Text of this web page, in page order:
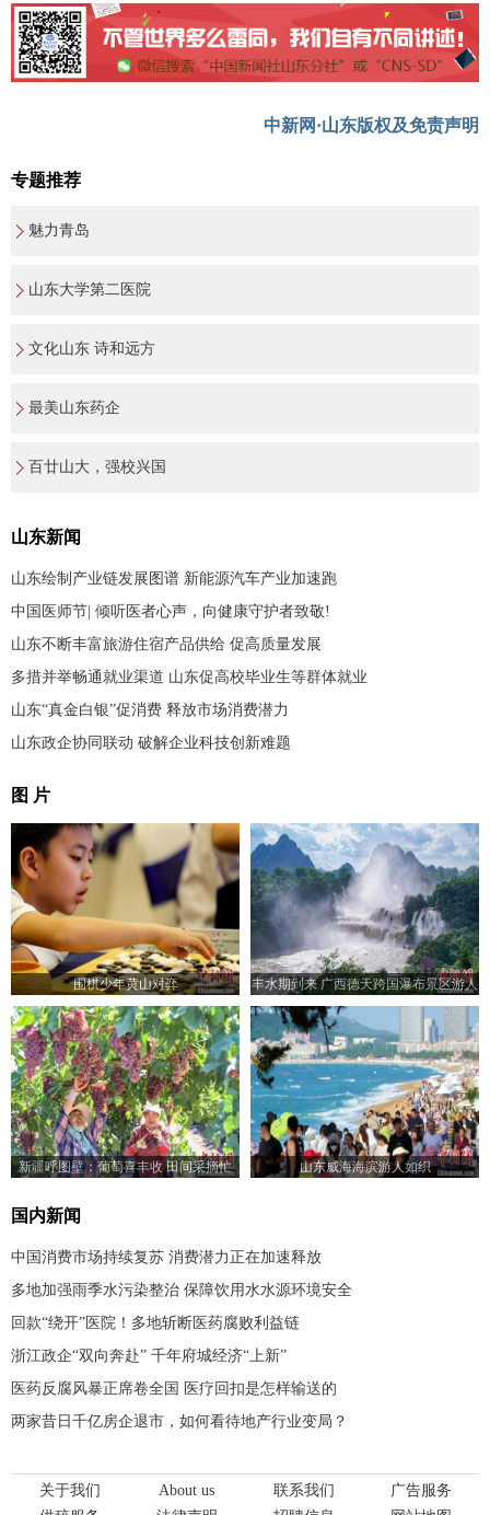
中新网·山东版权及免责声明
专题推荐
魅力青岛
山东大学第二医院
文化山东 诗和远方
最美山东药企
百廿山大，强校兴国
山东新闻
山东绘制产业链发展图谱 新能源汽车产业加速跑
中国医师节| 倾听医者心声，向健康守护者致敬!
山东不断丰富旅游住宿产品供给 促高质量发展
多措并举畅通就业渠道 山东促高校毕业生等群体就业
山东“真金白银”促消费 释放市场消费潜力
山东政企协同联动 破解企业科技创新难题
图 片
围棋少年黄山对弈
丰水期到来 广西德天跨国瀑布景区游人
如织
新疆呼图壁：葡萄喜丰收 田间采摘忙 山东威海海滨游人如织
国内新闻
中国消费市场持续复苏 消费潜力正在加速释放
多地加强雨季水污染整治 保障饮用水水源环境安全
回款“绕开”医院！多地斩断医药腐败利益链
浙江政企“双向奔赴” 千年府城经济“上新”
医药反腐风暴正席卷全国 医疗回扣是怎样输送的
两家昔日千亿房企退市，如何看待地产行业变局？
关于我们 About us 联系我们
广告服务